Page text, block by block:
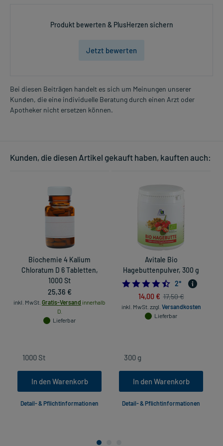
Produkt bewerten & PlusHerzen sichern
Jetzt bewerten
Bei diesen Beiträgen handelt es sich um Meinungen unserer
Kunden, die eine individuelle Beratung durch einen Arzt oder
Apotheker nicht ersetzen können.
Kunden, die diesen Artikel gekauft haben, kauften auch:
Biochemie 4 Kalium
Chloratum D 6 Tabletten,
1000 St
25,36 €
inkl. MwSt. Gratis-Versand innerhalb
D.
Lieferbar
In den Warenkorb
Detail- & Pflichtinformationen
Avitale Bio
Hagebuttenpulver, 300 g
4.5
2*
14,00 € 17,50 €
inkl. MwSt. zzgl. Versandkosten
Lieferbar
In den Warenkorb
Detail- & Pflichtinformationen